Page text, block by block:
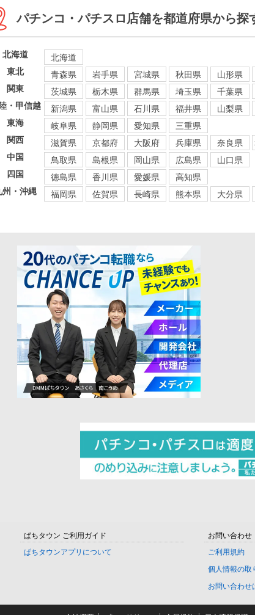
パチンコ・パチスロ店舗を都道府県から探
北海道
北海道
東北
青森県 岩手県 宮城県 秋田県 山形県
関東
茨城県 栃木県 群馬県 埼玉県 千葉県
・甲信越
新潟県 富山県 石川県 福井県 山梨県
東海
岐阜県 静岡県 愛知県
三重県
関西
滋賀県 京都府 大阪府 兵庫県 奈良県
中国
鳥取県 島根県 岡山県 広島県
山口県
四国
徳島県 香川県 愛媛県
高知県
州・沖縄
福岡県 佐賀県 長崎県 熊本県 大分県
ぱちタウン ご利用ガイド
ぱちタウンアプリについて
お問い合わせ
ご利用規約
個人情報の取
お問い合わせ